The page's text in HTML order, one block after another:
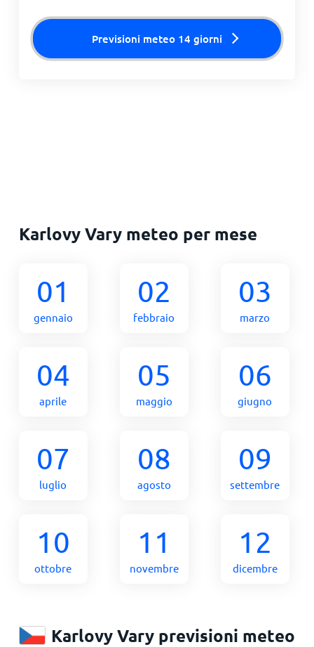
Previsioni meteo 14 giorni
Karlovy Vary meteo per mese
01
gennaio
02
febbraio
03
marzo
04
aprile
05
maggio
06
giugno
07
luglio
08
agosto
09
settembre
10
ottobre
11
novembre
12
dicembre
Karlovy Vary previsioni meteo